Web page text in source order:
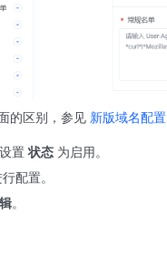
的区别，参见 新版域名配置
置状态 为启用。
配置。
。